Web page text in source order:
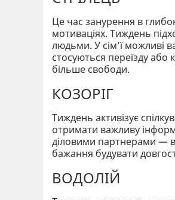
Це час занурення в
мотиваціях. Тиждень
людьми. У сім’ї можливі
стосуються переїзду або
більше свободи.
КОЗОРІГ
Тиждень активізує
отримати важливу
діловими партнерами —
бажання будувати
ВОДОЛІЙ